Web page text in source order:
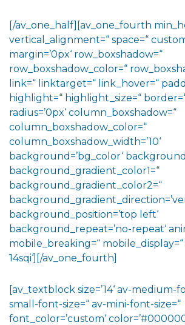
[/av_one_half][av_one_fourth
vertical_alignment=“ space=“
margin=’0px‘ row_boxshadow=“
row_boxshadow_color=“
link=“ linktarget=“ link_hover=“
highlight=“ highlight_size=“
radius=’0px‘ column_boxshadow=“
column_boxshadow_color=“
column_boxshadow_width=’10‘
background=’bg_color‘
background_gradient_color1=“
background_gradient_color2=“
background_position=’top left‘
background_repeat=’no-repeat‘
mobile_breaking=“ mobile_display=“
14sqi‘][/av_one_fourth]
[av_textblock size=’14‘ av-medium-
small-font-size=“ av-mini-font-size=“
font_color=’custom‘